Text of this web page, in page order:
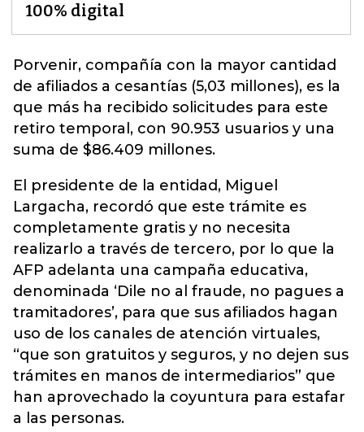
100% digital
Porvenir, compañía con la mayor cantidad
de afiliados a cesantías (5,03 millones), es la
que más ha recibido solicitudes para este
retiro temporal, con 90.953 usuarios y una
suma de $86.409 millones.
El presidente de la entidad, Miguel
Largacha, recordó que este trámite es
completamente gratis y no necesita
realizarlo a través de tercero, por lo que la
AFP adelanta una campaña educativa,
denominada ‘Dile no al fraude, no pagues a
tramitadores’, para que sus afiliados hagan
uso de los canales de atención virtuales,
“que son gratuitos y seguros, y no dejen sus
trámites en manos de intermediarios” que
han aprovechado la coyuntura para estafar
a las personas.